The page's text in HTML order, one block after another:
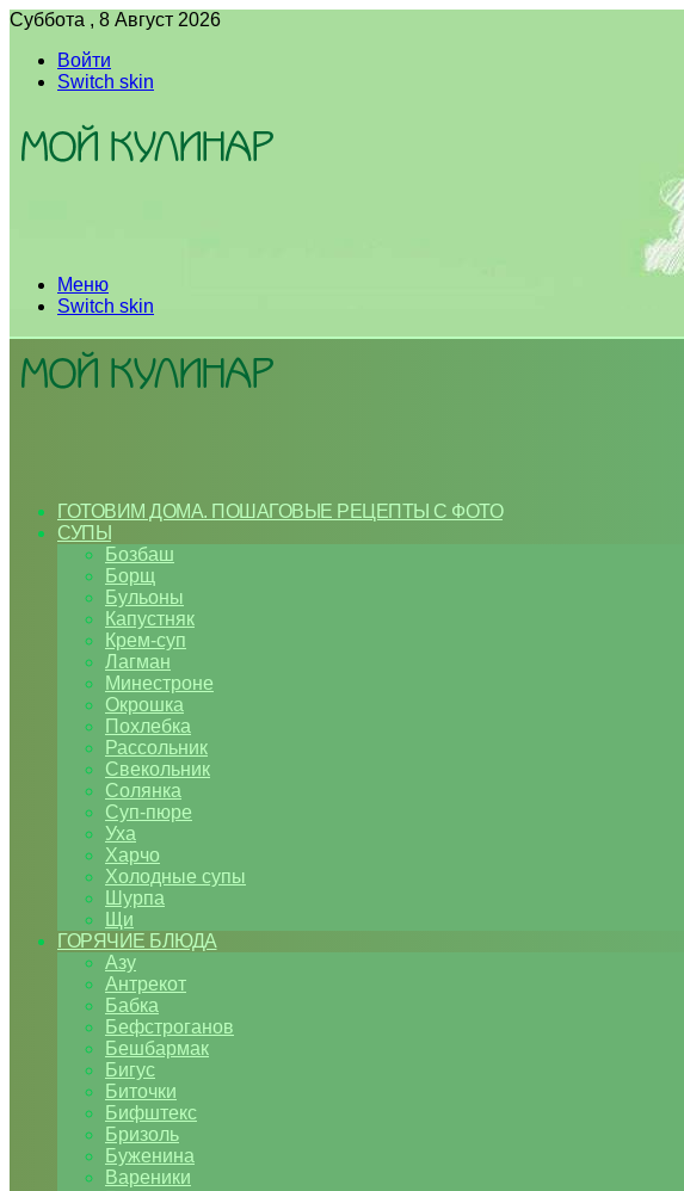
Суббота , 8 Август 2026
Войти
Switch skin
Меню
Switch skin
ГОТОВИМ ДОМА. ПОШАГОВЫЕ РЕЦЕПТЫ С ФОТО
СУПЫ
Бозбаш
Борщ
Бульоны
Капустняк
Крем-суп
Лагман
Минестроне
Окрошка
Похлебка
Рассольник
Свекольник
Солянка
Суп-пюре
Уха
Харчо
Холодные супы
Шурпа
Щи
ГОРЯЧИЕ БЛЮДА
Азу
Антрекот
Бабка
Бефстроганов
Бешбармак
Бигус
Биточки
Бифштекс
Бризоль
Буженина
Вареники